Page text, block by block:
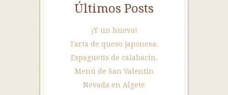
Últimos Posts
¡Y un huevo!
Tarta de queso japonesa.
Espaguetis de calabacín.
Menú de San Valentín
Nevada en Algete